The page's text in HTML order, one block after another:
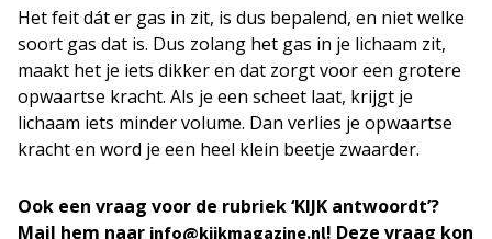
Het feit dát er gas in zit, is dus bepalend, en niet welke
soort gas dat is. Dus zolang het gas in je lichaam zit,
maakt het je iets dikker en dat zorgt voor een grotere
opwaartse kracht. Als je een scheet laat, krijgt je
lichaam iets minder volume. Dan verlies je opwaartse
kracht en word je een heel klein beetje zwaarder.
Ook een vraag voor de rubriek ‘KIJK antwoordt’?
Mail hem naar info@kijkmagazine.nl! Deze vraag kon